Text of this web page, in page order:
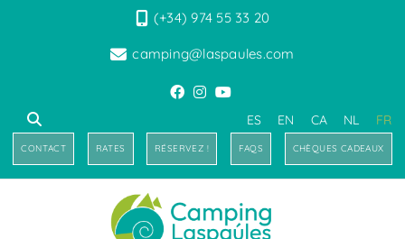
(+34) 974 55 33 20
camping@laspaules.com
ES EN CA NL FR
CONTACT RATES RÉSERVEZ ! FAQS CHÈQUES CADEAUX